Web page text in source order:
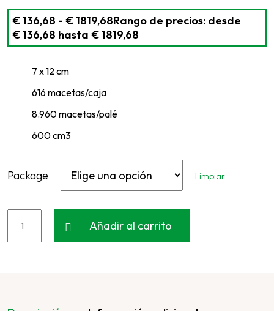
€136,68 - €1819,68Rango de precios: desde
€ 136,68 hasta € 1819,68
7 x 12 cm
616 macetas/caja
8.960 macetas/palé
600 cm3
Package Limpiar
Añadir al carrito